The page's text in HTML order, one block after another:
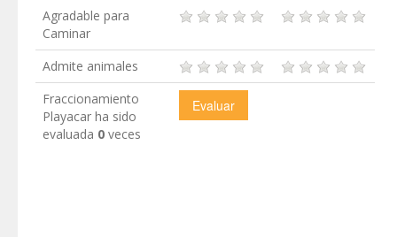
Agradable para
Caminar
Admite animales
Fraccionamiento
Playacar ha sido
evaluada 0 veces